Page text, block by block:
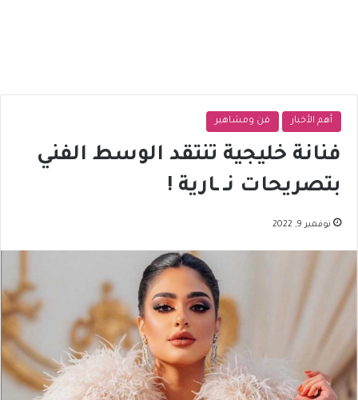
أهم الأخبار فن ومشاهير
فنانة خليجية تنتقد الوسط الفني
بتصريحات نـ ـارية !
نوفمبر 9, 2022